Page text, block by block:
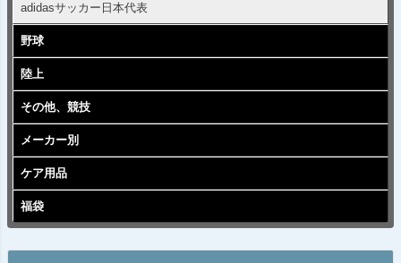
adidasサッカー日本代表
野球
陸上
その他、競技
メーカー別
ケア用品
福袋